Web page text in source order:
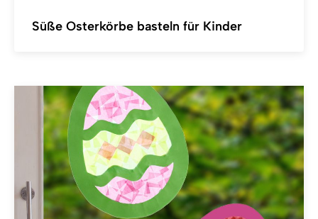
Süße Osterkörbe basteln für Kinder